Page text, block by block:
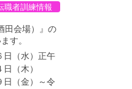
職者訓練情報
田会場）』の
す。
日（水）正午
（木）
（金）～令